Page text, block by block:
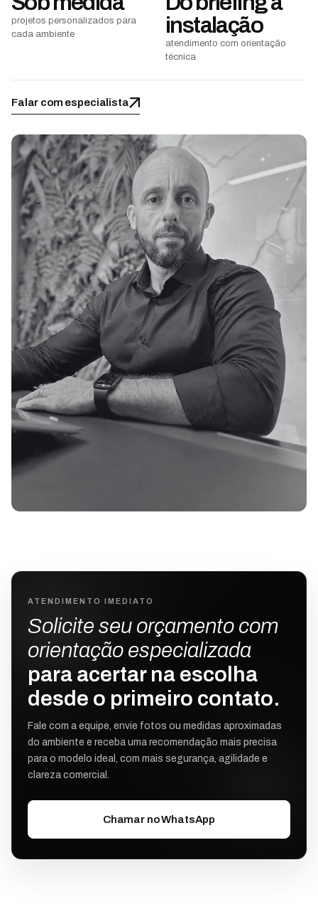
projetos personalizados para
cada ambiente
instalação
atendimento com orientação
técnica
Falar com especialista
ATENDIMENTO IMEDIATO
Solicite seu orçamento com
orientação especializada
para acertar na escolha
desde o primeiro contato.
Fale com a equipe, envie fotos ou medidas aproximadas
do ambiente e receba uma recomendação mais precisa
para o modelo ideal, com mais segurança, agilidade e
clareza comercial.
Chamar no WhatsApp